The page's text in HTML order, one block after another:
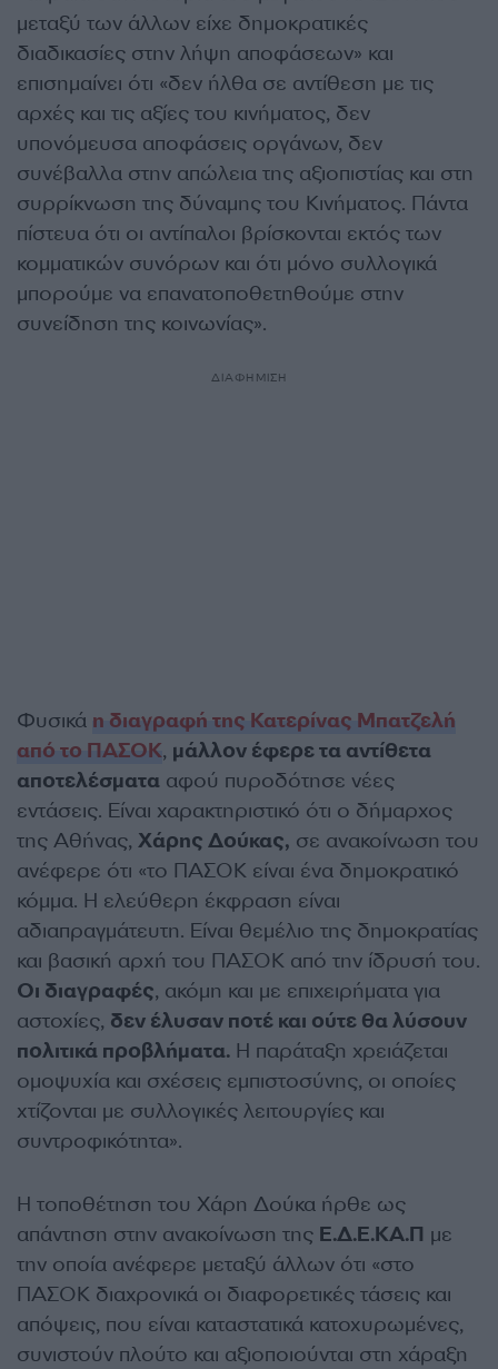
μεταξύ των άλλων είχε δημοκρατικές
διαδικασίες στην λήψη αποφάσεων» και
επισημαίνει ότι «δεν ήλθα σε αντίθεση με τις
αρχές και τις αξίες του κινήματος, δεν
υπονόμευσα αποφάσεις οργάνων, δεν
συνέβαλλα στην απώλεια της αξιοπιστίας και στη
συρρίκνωση της δύναμης του Κινήματος. Πάντα
πίστευα ότι οι αντίπαλοι βρίσκονται εκτός των
κομματικών συνόρων και ότι μόνο συλλογικά
μπορούμε να επανατοποθετηθούμε στην
συνείδηση της κοινωνίας».
ΔΙΑΦΗΜΙΣΗ
Φυσικά η διαγραφή της Κατερίνας Μπατζελή
από το ΠΑΣΟΚ, μάλλον έφερε τα αντίθετα
αποτελέσματα αφού πυροδότησε νέες
εντάσεις. Είναι χαρακτηριστικό ότι ο δήμαρχος
της Αθήνας, Χάρης Δούκας, σε ανακοίνωση του
ανέφερε ότι «το ΠΑΣΟΚ είναι ένα δημοκρατικό
κόμμα. Η ελεύθερη έκφραση είναι
αδιαπραγμάτευτη. Είναι θεμέλιο της δημοκρατίας
και βασική αρχή του ΠΑΣΟΚ από την ίδρυσή του.
Οι διαγραφές, ακόμη και με επιχειρήματα για
αστοχίες, δεν έλυσαν ποτέ και ούτε θα λύσουν
πολιτικά προβλήματα. Η παράταξη χρειάζεται
ομοψυχία και σχέσεις εμπιστοσύνης, οι οποίες
χτίζονται με συλλογικές λειτουργίες και
συντροφικότητα».
Η τοποθέτηση του Χάρη Δούκα ήρθε ως
απάντηση στην ανακοίνωση της Ε.Δ.Ε.ΚΑ.Π με
την οποία ανέφερε μεταξύ άλλων ότι «στο
ΠΑΣΟΚ διαχρονικά οι διαφορετικές τάσεις και
απόψεις, που είναι καταστατικά κατοχυρωμένες,
συνιστούν πλούτο και αξιοποιούνται στη χάραξη